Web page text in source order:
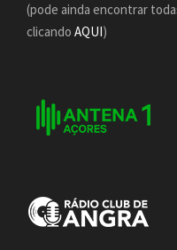
(pode ainda encontrar
clicando AQUI)